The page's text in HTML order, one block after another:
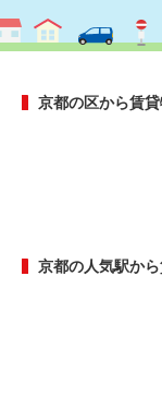
京都の区から賃
京都の人気駅か